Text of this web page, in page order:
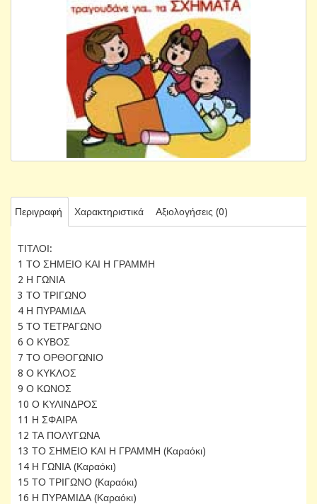
Περιγραφή Χαρακτηριστικά Αξιολογήσεις (0)
ΤΙΤΛΟΙ:
1 ΤΟ ΣΗΜΕΙΟ ΚΑΙ Η ΓΡΑΜΜΗ
2 Η ΓΩΝΙΑ
3 ΤΟ ΤΡΙΓΩΝΟ
4 Η ΠΥΡΑΜΙΔΑ
5 ΤΟ ΤΕΤΡΑΓΩΝΟ
6 Ο ΚΥΒΟΣ
7 ΤΟ ΟΡΘΟΓΩΝΙΟ
8 Ο ΚΥΚΛΟΣ
9 Ο ΚΩΝΟΣ
10 Ο ΚΥΛΙΝΔΡΟΣ
11 Η ΣΦΑΙΡΑ
12 ΤΑ ΠΟΛΥΓΩΝΑ
13 ΤΟ ΣΗΜΕΙΟ ΚΑΙ Η ΓΡΑΜΜΗ (Καραόκι)
14 Η ΓΩΝΙΑ (Καραόκι)
15 ΤΟ ΤΡΙΓΩΝΟ (Καραόκι)
16 Η ΠΥΡΑΜΙΔΑ (Καραόκι)